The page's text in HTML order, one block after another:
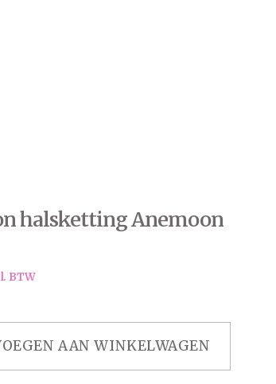
halsketting Anemoon
BTW
AAN WINKELWAGEN